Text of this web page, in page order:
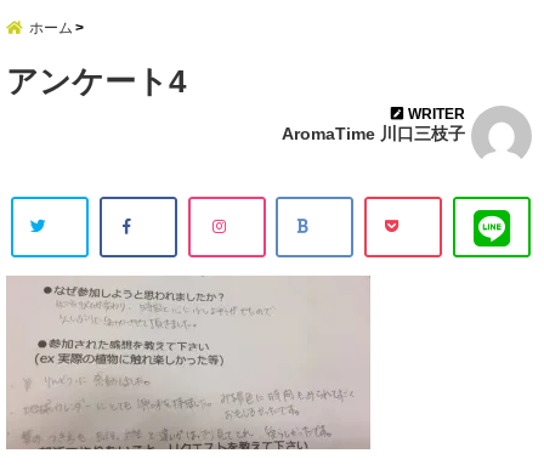
ホーム
アンケート4
WRITER
AromaTime 川口三枝子